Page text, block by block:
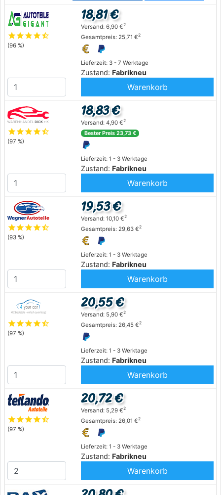
starstarstarstarstar_half
(96 %)
Lieferzeit: 3 - 7 Werktage
Zustand: Fabrikneu
18,81 €
Versand: 6,90 €2
Gesamtpreis: 25,71 €2
Warenkorb
starstarstarstarstar_half
(97 %)
Lieferzeit: 1 - 3 Werktage
Zustand: Fabrikneu
18,83 €
Versand: 4,90 €2
Bester Preis 23,73 €
Warenkorb
starstarstarstarstar_half
(93 %)
Lieferzeit: 1 - 3 Werktage
Zustand: Fabrikneu
19,53 €
Versand: 10,10 €2
Gesamtpreis: 29,63 €2
Warenkorb
starstarstarstarstar_half
(97 %)
Lieferzeit: 1 - 3 Werktage
Zustand: Fabrikneu
20,55 €
Versand: 5,90 €2
Gesamtpreis: 26,45 €2
Warenkorb
starstarstarstarstar_half
(97 %)
Lieferzeit: 1 - 3 Werktage
Zustand: Fabrikneu
20,72 €
Versand: 5,29 €2
Gesamtpreis: 26,01 €2
Warenkorb